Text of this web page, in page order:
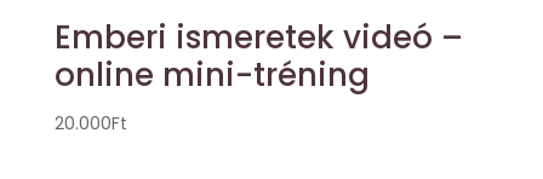
Emberi ismeretek videó –
online mini-tréning
20.000Ft